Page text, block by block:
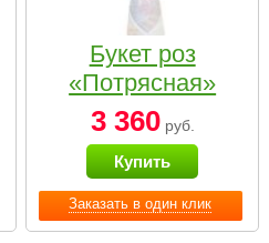
Заказать в один клик
Букет роз
«Потрясная»
3 360руб.
Купить